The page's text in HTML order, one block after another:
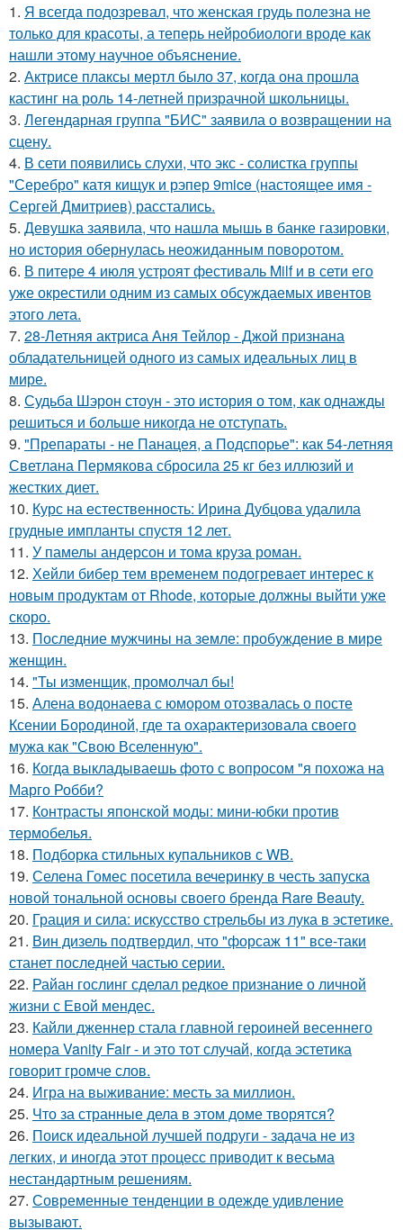
1. Я всегда подозревал, что женская грудь полезна не
только для красоты, а теперь нейробиологи вроде как
нашли этому научное объяснение.
2. Актрисе плаксы мертл было 37, когда она прошла
кастинг на роль 14-летней призрачной школьницы.
3. Легендарная группа "БИС" заявила о возвращении на
сцену.
4. В сети появились слухи, что экс - солистка группы
"Серебро" катя кищук и рэпер 9mice (настоящее имя -
Сергей Дмитриев) расстались.
5. Девушка заявила, что нашла мышь в банке газировки,
но история обернулась неожиданным поворотом.
6. В питере 4 июля устроят фестиваль Milf и в сети его
уже окрестили одним из самых обсуждаемых ивентов
этого лета.
7. 28-Летняя актриса Аня Тейлор - Джой признана
обладательницей одного из самых идеальных лиц в
мире.
8. Судьба Шэрон стоун - это история о том, как однажды
решиться и больше никогда не отступать.
9. "Препараты - не Панацея, а Подспорье": как 54-летняя
Светлана Пермякова сбросила 25 кг без иллюзий и
жестких диет.
10. Курс на естественность: Ирина Дубцова удалила
грудные импланты спустя 12 лет.
11. У памелы андерсон и тома круза роман.
12. Хейли бибер тем временем подогревает интерес к
новым продуктам от Rhode, которые должны выйти уже
скоро.
13. Последние мужчины на земле: пробуждение в мире
женщин.
14. "Ты изменщик, промолчал бы!
15. Алена водонаева с юмором отозвалась о посте
Ксении Бородиной, где та охарактеризовала своего
мужа как "Свою Вселенную".
16. Когда выкладываешь фото с вопросом "я похожа на
Марго Робби?
17. Контрасты японской моды: мини-юбки против
термобелья.
18. Подборка стильных купальников с WB.
19. Селена Гомес посетила вечеринку в честь запуска
новой тональной основы своего бренда Rare Beauty.
20. Грация и сила: искусство стрельбы из лука в эстетике.
21. Вин дизель подтвердил, что "форсаж 11" все-таки
станет последней частью серии.
22. Райан гослинг сделал редкое признание о личной
жизни с Евой мендес.
23. Кайли дженнер стала главной героиней весеннего
номера Vanity Fair - и это тот случай, когда эстетика
говорит громче слов.
24. Игра на выживание: месть за миллион.
25. Что за странные дела в этом доме творятся?
26. Поиск идеальной лучшей подруги - задача не из
легких, и иногда этот процесс приводит к весьма
нестандартным решениям.
27. Современные тенденции в одежде удивление
вызывают.